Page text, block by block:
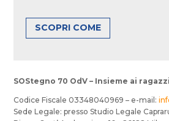
SCOPRI COME
SOStegno 70 OdV – Insieme ai
Codice Fiscale 03348040969 – e-mail:
Sede Legale: presso Studio Legale